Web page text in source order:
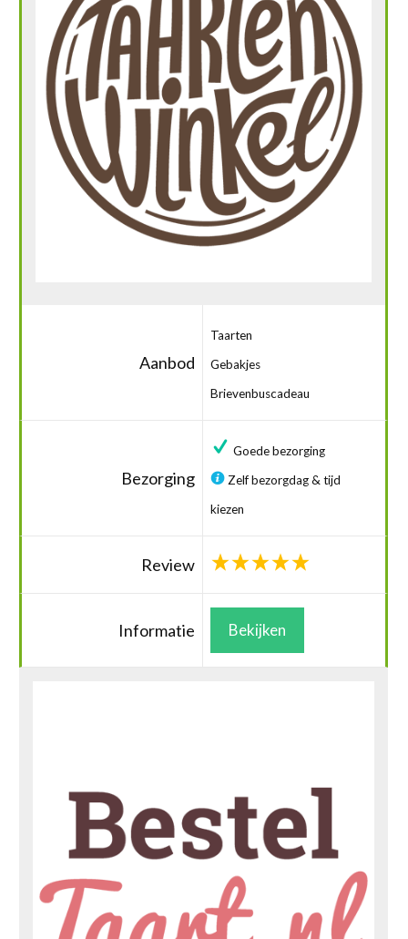
Aanbod
Taarten
Gebakjes
Brievenbuscadeau
Bezorging
Goede bezorging
Zelf bezorgdag & tijd
kiezen
Review
Informatie Bekijken